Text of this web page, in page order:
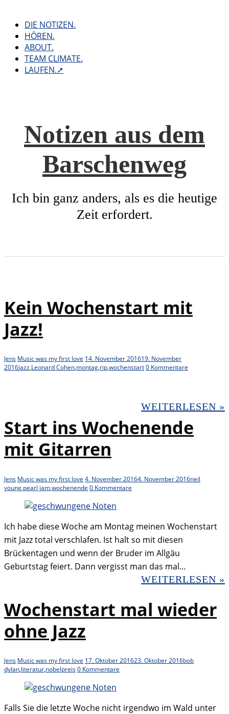
contentDIE NOTIZEN.
HÖREN.
ABOUT.
TEAM CLIMATE.
LAUFEN.➚
Notizen aus dem
Barschenweg
Ich bin ganz anders, als es die heutige
Zeit erfordert.
Kein Wochenstart mit
Jazz!
Jens Music was my first love 14. November 201619. November
2016jazz,Leonard Cohen,montag,rip,wochenstart0 Kommentare
WEITERLESEN »
Start ins Wochenende
mit Gitarren
Jens Music was my first love 4. November 20164. November 2016neil
young,pearl jam,wochenende 0 Kommentare
Ich habe diese Woche am Montag meinen Wochenstart
mit Jazz total verschlafen. Ist halt so mit diesen
Brückentagen und wenn der Bruder im Allgäu
Geburtstag feiert. Dann vergisst man das mal…
WEITERLESEN »
Wochenstart mal wieder
ohne Jazz
Jens Music was my first love 17. Oktober 201623. Oktober 2016bob
dylan,literatur,nobelpreis0 Kommentare
Falls Sie die letzte Woche nicht irgendwo im Wald unter